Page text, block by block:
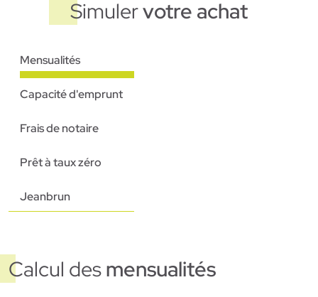
Simulervotre achat
Mensualités
Capacité d'emprunt
Frais de notaire
Prêt à taux zéro
Jeanbrun
Calcul desmensualités